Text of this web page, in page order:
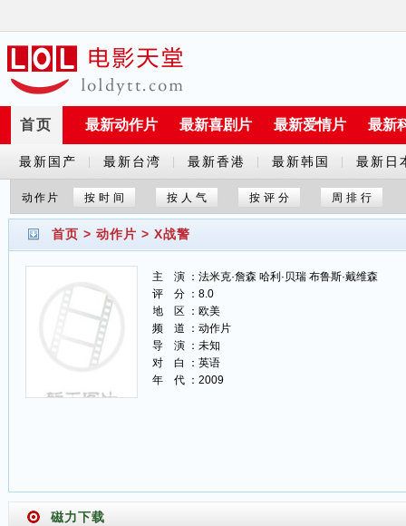
首页 最新动作片 最新喜剧片 最新爱情片 最新
最新国产
剧
最新台湾 最新香港 最新韩国 最新日
动作片 按时间 按人气 按评分 周排行
首页 > 动作片 > X战警
主 演 ：法米克·詹森 哈利·贝瑞 布鲁斯·戴维森
评 分 ：8.0
地 区 ：欧美
频 道 ：动作片
导 演 ：未知
对 白 ：英语
年 代 ：2009
磁力下载